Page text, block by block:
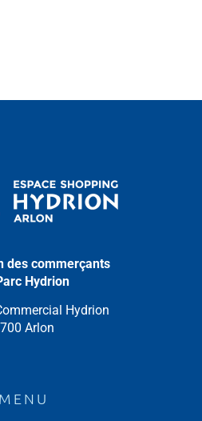
des commerçants
Hydrion
Hydrion
Arlon
MENU